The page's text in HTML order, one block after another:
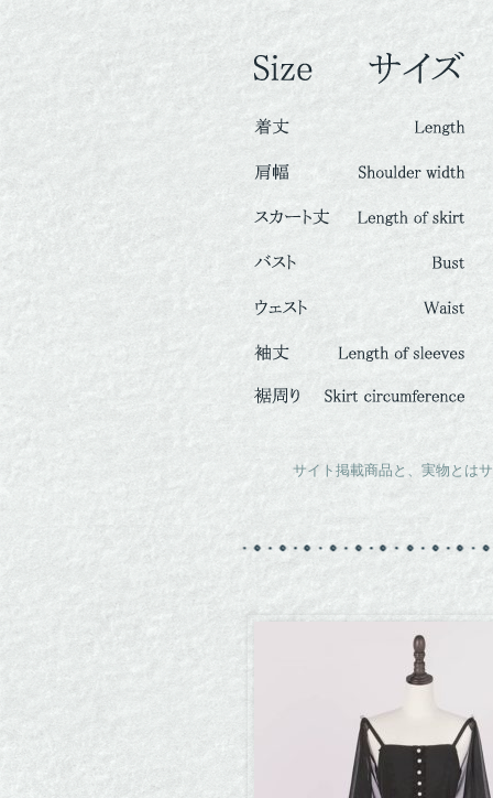
サイト掲載商品と、実物とは